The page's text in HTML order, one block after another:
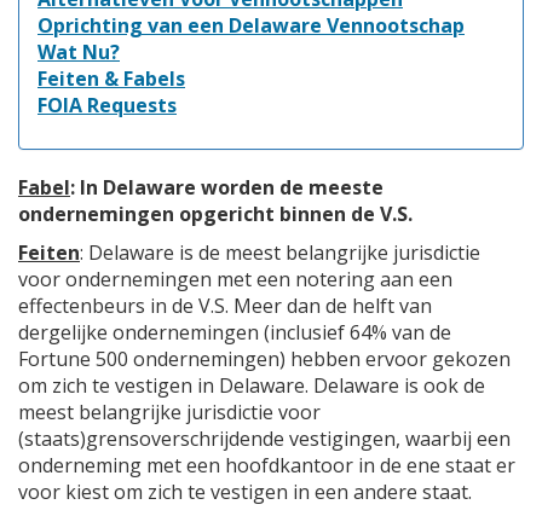
Oprichting van een Delaware Vennootschap
Wat Nu?
Feiten & Fabels
FOIA Requests
Fabel: In Delaware worden de meeste
ondernemingen opgericht binnen de V.S.
Feiten: Delaware is de meest belangrijke jurisdictie
voor ondernemingen met een notering aan een
effectenbeurs in de V.S. Meer dan de helft van
dergelijke ondernemingen (inclusief 64% van de
Fortune 500 ondernemingen) hebben ervoor gekozen
om zich te vestigen in Delaware. Delaware is ook de
meest belangrijke jurisdictie voor
(staats)grensoverschrijdende vestigingen, waarbij een
onderneming met een hoofdkantoor in de ene staat er
voor kiest om zich te vestigen in een andere staat.